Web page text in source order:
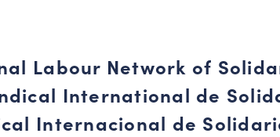
Labour Network of
International de
Internacional de